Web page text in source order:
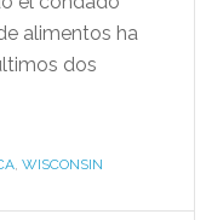
alimentos ha
dos
, WISCONSIN